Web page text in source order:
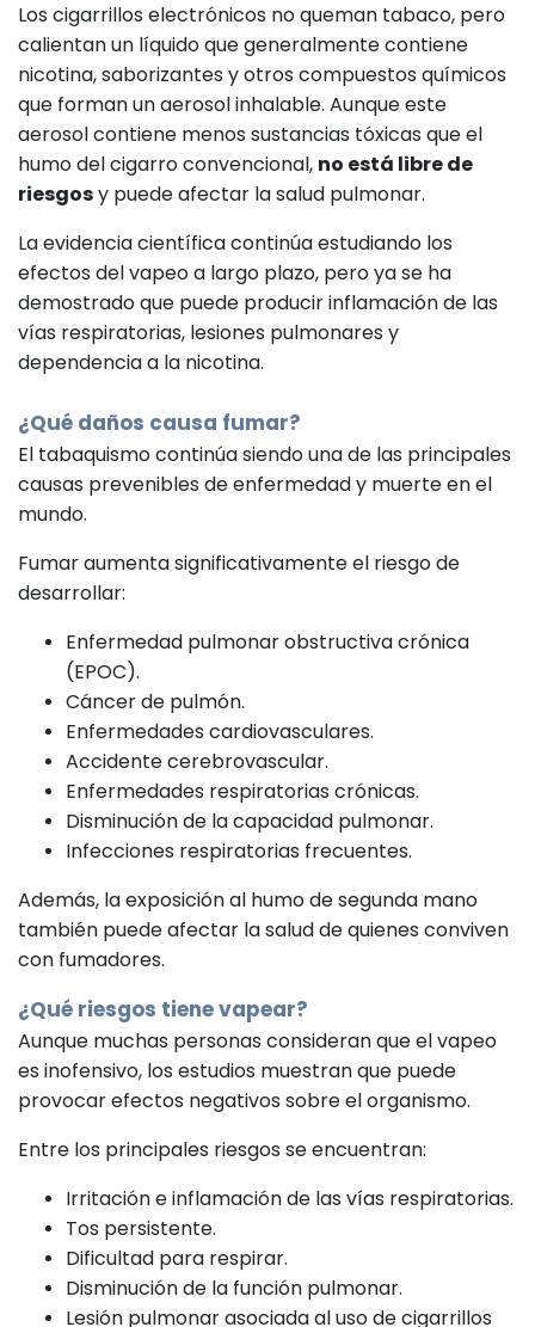
Los cigarrillos electrónicos no queman tabaco, pero
calientan un líquido que generalmente contiene
nicotina, saborizantes y otros compuestos químicos
que forman un aerosol inhalable. Aunque este
aerosol contiene menos sustancias tóxicas que el
humo del cigarro convencional, no está libre de
riesgosy puede afectar la salud pulmonar.
La evidencia científica continúa estudiando los
efectos del vapeo a largo plazo, pero ya se ha
demostrado que puede producir inflamación de las
vías respiratorias, lesiones pulmonares y
dependencia a la nicotina.
¿Qué daños causa fumar?
El tabaquismo continúa siendo una de las principales
causas prevenibles de enfermedad y muerte en el
mundo.
Fumar aumenta significativamente el riesgo de
desarrollar:
Enfermedad pulmonar obstructiva crónica
(EPOC).
Cáncer de pulmón.
Enfermedades cardiovasculares.
Accidente cerebrovascular.
Enfermedades respiratorias crónicas.
Disminución de la capacidad pulmonar.
Infecciones respiratorias frecuentes.
Además, la exposición al humo de segunda mano
también puede afectar la salud de quienes conviven
con fumadores.
¿Qué riesgos tiene vapear?
Aunque muchas personas consideran que el vapeo
es inofensivo, los estudios muestran que puede
provocar efectos negativos sobre el organismo.
Entre los principales riesgos se encuentran:
Irritación e inflamación de las vías respiratorias.
Tos persistente.
Dificultad para respirar.
Disminución de la función pulmonar.
Lesión pulmonar asociada al uso de cigarrillos